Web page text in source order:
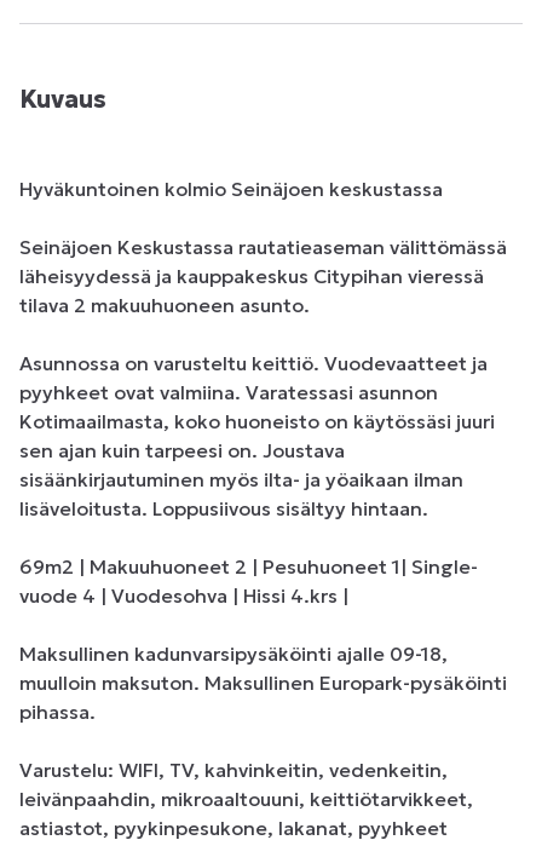
Kuvaus
Hyväkuntoinen kolmio Seinäjoen keskustassa
Seinäjoen Keskustassa rautatieaseman välittömässä
läheisyydessä ja kauppakeskus Citypihan vieressä
tilava 2 makuuhuoneen asunto.
Asunnossa on varusteltu keittiö. Vuodevaatteet ja
pyyhkeet ovat valmiina. Varatessasi asunnon
Kotimaailmasta, koko huoneisto on käytössäsi juuri
sen ajan kuin tarpeesi on. Joustava
sisäänkirjautuminen myös ilta- ja yöaikaan ilman
lisäveloitusta. Loppusiivous sisältyy hintaan.
69m2 | Makuuhuoneet 2 | Pesuhuoneet 1| Single-
vuode 4 | Vuodesohva | Hissi 4.krs |
Maksullinen kadunvarsipysäköinti ajalle 09-18,
muulloin maksuton. Maksullinen Europark-pysäköinti
pihassa.
Varustelu: WIFI, TV, kahvinkeitin, vedenkeitin,
leivänpaahdin, mikroaaltouuni, keittiötarvikkeet,
astiastot, pyykinpesukone, lakanat, pyyhkeet